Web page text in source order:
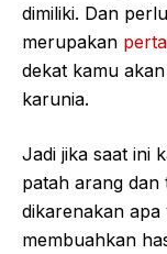
dimiliki. Dan
merupakan
dekat kamu
karunia.
Jadi jika saat ini
patah arang dan
dikarenakan
membuahkan